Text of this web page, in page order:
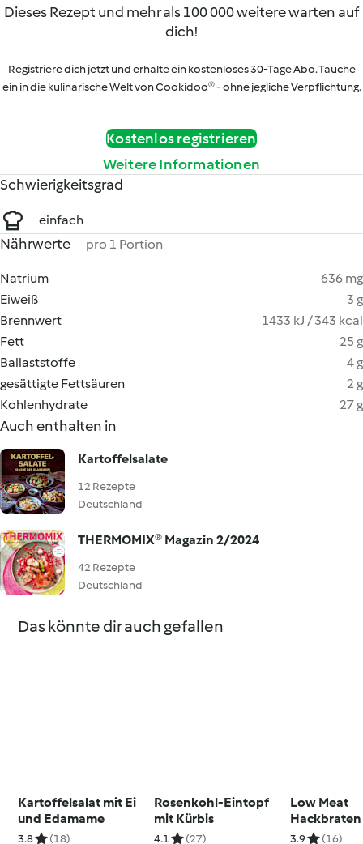
Dieses Rezept und mehr als 100 000 weitere warten auf
dich!
Registriere dich jetzt und erhalte ein kostenloses 30-Tage Abo. Tauche
ein in die kulinarische Welt von Cookidoo® - ohne jegliche Verpflichtung.
Kostenlos registrieren
Weitere Informationen
Schwierigkeitsgrad
einfach
Nährwerte pro 1 Portion
Natrium
636 mg
Eiweiß
3 g
Brennwert
1433 kJ / 343 kcal
Fett
25 g
Ballaststoffe
4 g
gesättigte Fettsäuren
2 g
Kohlenhydrate
27 g
Auch enthalten in
Kartoffelsalate
12 Rezepte
Deutschland
THERMOMIX® Magazin 2/2024
42 Rezepte
Deutschland
Das könnte dir auch gefallen
Kartoffelsalat mit Ei
und Edamame
3.8 (18)
Rosenkohl-Eintopf
mit Kürbis
4.1 (27)
Low Meat
Hackbraten
3.9 (16)